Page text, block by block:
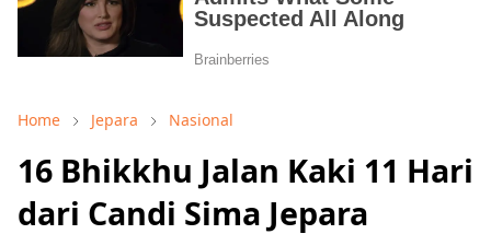
Home Jepara Nasional
16 Bhikkhu Jalan Kaki 11 Hari
dari Candi Sima Jepara